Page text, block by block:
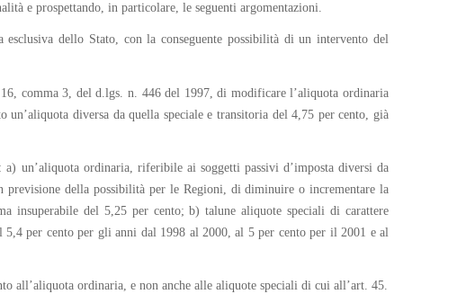
e prospettando, in particolare, le seguenti argomentazioni.
dello Stato, con la conseguente possibilità di un intervento del
comma 3, del d.lgs. n. 446 del 1997, di modificare l’aliquota ordinaria
diversa da quella speciale e transitoria del 4,75 per cento, già
un’aliquota ordinaria, riferibile ai soggetti passivi d’imposta diversi da
della possibilità per le Regioni, di diminuire o incrementare la
insuperabile del 5,25 per cento; b) talune aliquote speciali di carattere
per cento per gli anni dal 1998 al 2000, al 5 per cento per il 2001 e al
all’aliquota ordinaria, e non anche alle aliquote speciali di cui all’art. 45.